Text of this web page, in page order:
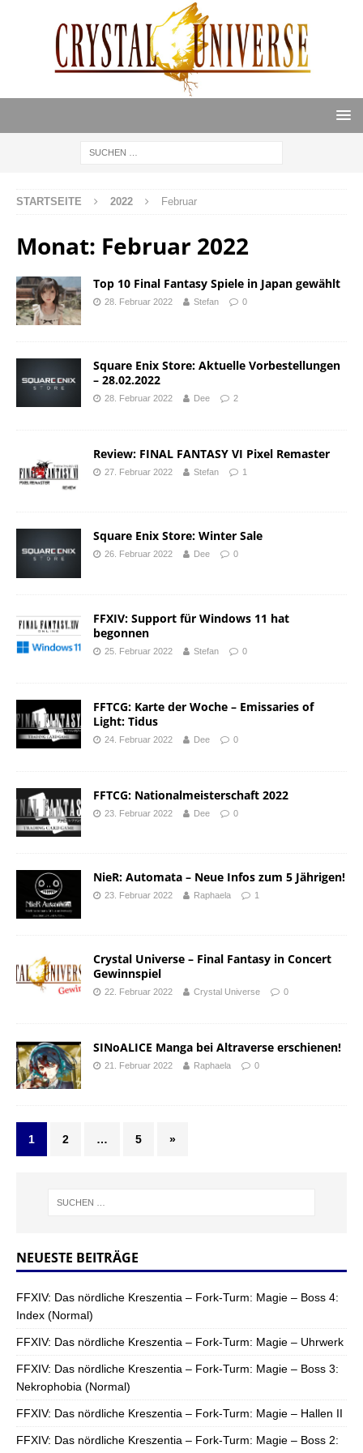
STARTSEITE 2022 Februar
Monat: Februar 2022
Top 10 Final Fantasy Spiele in Japan gewählt
28. Februar 2022 Stefan 0
Square Enix Store: Aktuelle Vorbestellungen
– 28.02.2022
28. Februar 2022 Dee 2
Review: FINAL FANTASY VI Pixel Remaster
27. Februar 2022 Stefan 1
Square Enix Store: Winter Sale
26. Februar 2022 Dee 0
FFXIV: Support für Windows 11 hat
begonnen
25. Februar 2022 Stefan 0
FFTCG: Karte der Woche – Emissaries of
Light: Tidus
24. Februar 2022 Dee 0
FFTCG: Nationalmeisterschaft 2022
23. Februar 2022 Dee 0
NieR: Automata – Neue Infos zum 5 Jährigen!
23. Februar 2022 Raphaela 1
Crystal Universe – Final Fantasy in Concert
Gewinnspiel
22. Februar 2022 Crystal Universe 0
SINoALICE Manga bei Altraverse erschienen!
21. Februar 2022 Raphaela 0
1 2 … 5 »
NEUESTE BEITRÄGE
FFXIV: Das nördliche Kreszentia – Fork-Turm: Magie – Boss 4:
Index (Normal)
FFXIV: Das nördliche Kreszentia – Fork-Turm: Magie – Uhrwerk
FFXIV: Das nördliche Kreszentia – Fork-Turm: Magie – Boss 3:
Nekrophobia (Normal)
FFXIV: Das nördliche Kreszentia – Fork-Turm: Magie – Hallen II
FFXIV: Das nördliche Kreszentia – Fork-Turm: Magie – Boss 2: